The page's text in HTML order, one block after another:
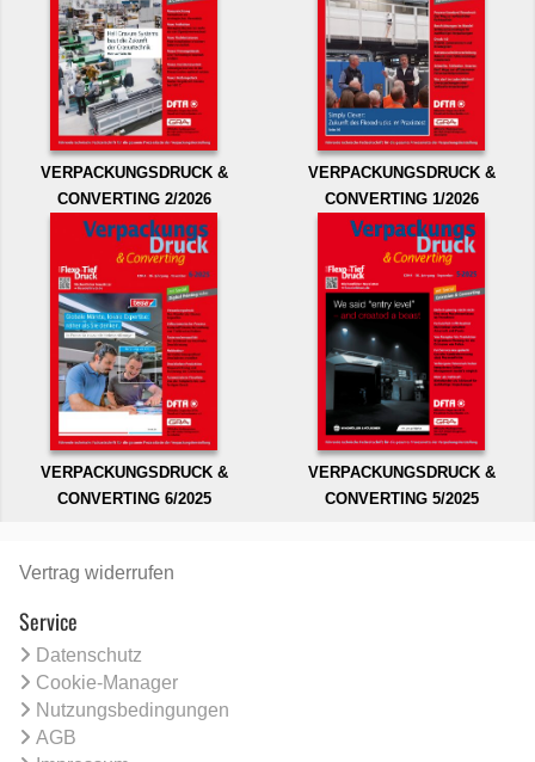
VERPACKUNGSDRUCK &
CONVERTING 2/2026
VERPACKUNGSDRUCK &
CONVERTING 1/2026
VERPACKUNGSDRUCK &
CONVERTING 6/2025
VERPACKUNGSDRUCK &
CONVERTING 5/2025
Vertrag widerrufen
Service
Datenschutz
Cookie-Manager
Nutzungsbedingungen
AGB